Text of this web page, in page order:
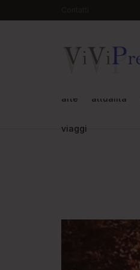
arte attualità
viaggi